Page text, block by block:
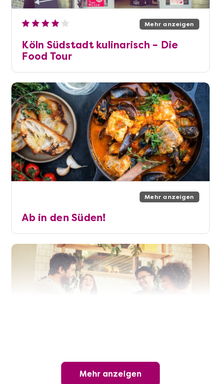
Mehr anzeigen
Köln Südstadt kulinarisch – Die
Food Tour
Mehr anzeigen
Ab in den Süden!
Hamburg erschmecken
Mehr anzeigen